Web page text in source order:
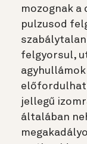
mozognak
pulzusod
felgyorsul,
jellegű
általában